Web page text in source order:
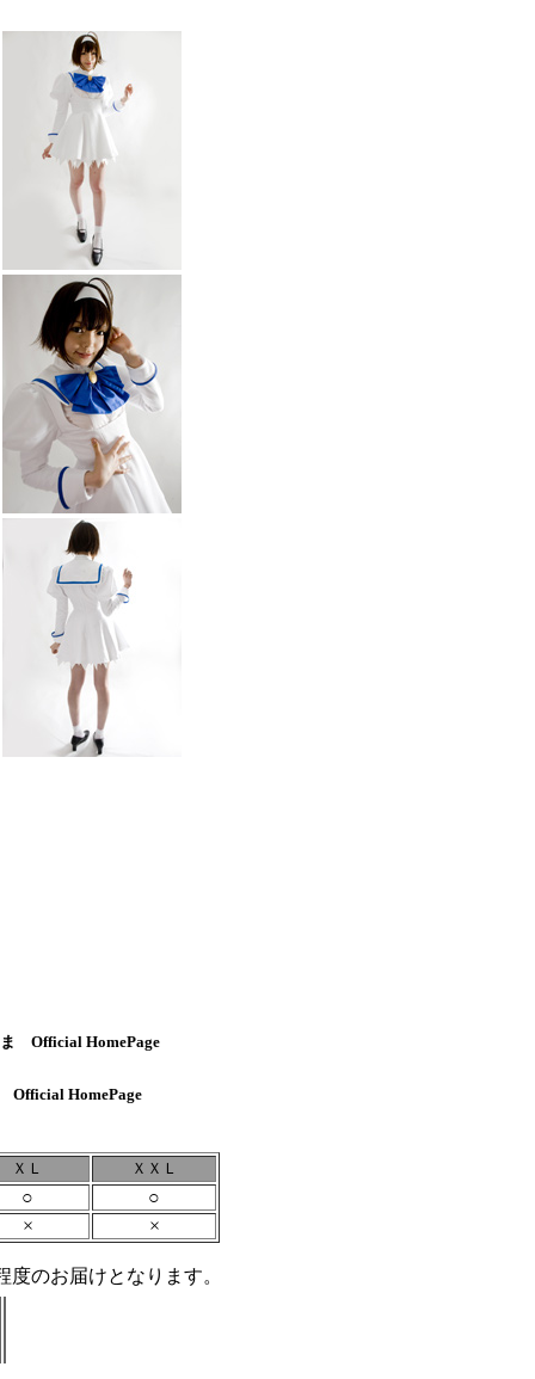
Official HomePage
HomePage
ＸＬ
ＸＸＬ
○ ○
× ×
のお届けとなります。